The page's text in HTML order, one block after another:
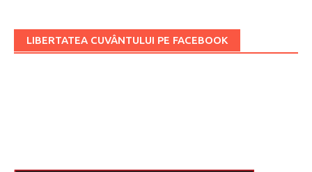
LIBERTATEA CUVÂNTULUI PE FACEBOOK